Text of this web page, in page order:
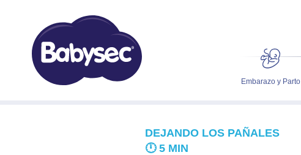
Embarazo y Parto
DEJANDO LOS PAÑALES
🕛 5 MIN